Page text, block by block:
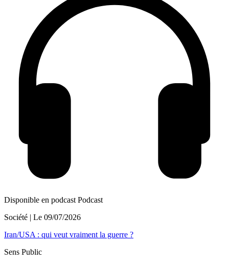
Disponible en podcast Podcast
Société | Le 09/07/2026
Iran/USA : qui veut vraiment la guerre ?
Sens Public